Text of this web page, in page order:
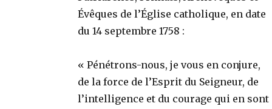
Évêques de l’Église catholique, en date
du 14 septembre 1758 :
« Pénétrons-nous, je vous en conjure,
de la force de l’Esprit du Seigneur, de
l’intelligence et du courage qui en sont